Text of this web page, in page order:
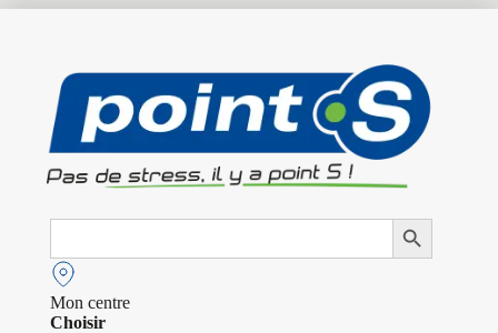
Search
Search Button
Mon centre
Choisir